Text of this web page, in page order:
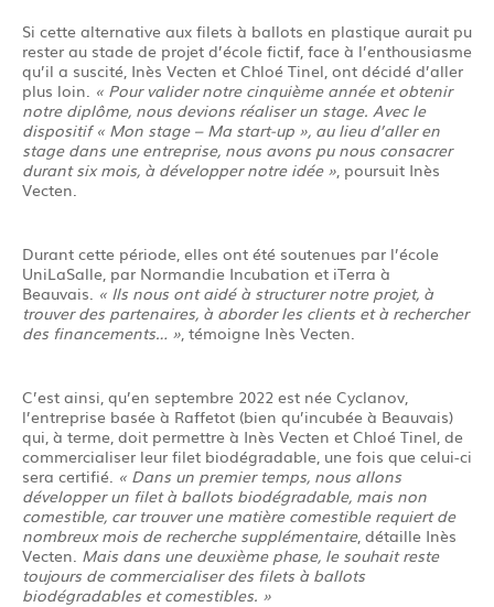
Si cette alternative aux filets à ballots en plastique aurait pu
rester au stade de projet d’école fictif, face à l’enthousiasme
qu’il a suscité, Inès Vecten et Chloé Tinel, ont décidé d’aller
plus loin. « Pour valider notre cinquième année et obtenir
notre diplôme, nous devions réaliser un stage. Avec le
dispositif « Mon stage – Ma start-up », au lieu d’aller en
stage dans une entreprise, nous avons pu nous consacrer
durant six mois, à développer notre idée », poursuit Inès
Vecten.
Durant cette période, elles ont été soutenues par l’école
UniLaSalle, par Normandie Incubation et iTerra à
Beauvais. « Ils nous ont aidé à structurer notre projet, à
trouver des partenaires, à aborder les clients et à rechercher
des financements… », témoigne Inès Vecten.
C’est ainsi, qu’en septembre 2022 est née Cyclanov,
l’entreprise basée à Raffetot (bien qu’incubée à Beauvais)
qui, à terme, doit permettre à Inès Vecten et Chloé Tinel, de
commercialiser leur filet biodégradable, une fois que celui-ci
sera certifié. « Dans un premier temps, nous allons
développer un filet à ballots biodégradable, mais non
comestible, car trouver une matière comestible requiert de
nombreux mois de recherche supplémentaire, détaille Inès
Vecten. Mais dans une deuxième phase, le souhait reste
toujours de commercialiser des filets à ballots
biodégradables et comestibles. »